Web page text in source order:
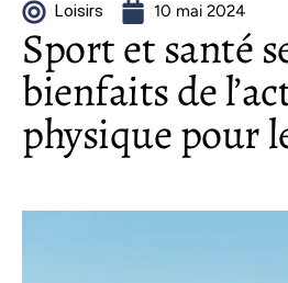
Loisirs 10 mai 2024
Sport et santé
bienfaits de
physique pour